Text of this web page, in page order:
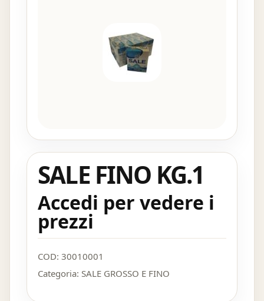
SALE FINO KG.1
Accedi per vedere i
prezzi
COD: 30010001
Categoria: SALE GROSSO E FINO